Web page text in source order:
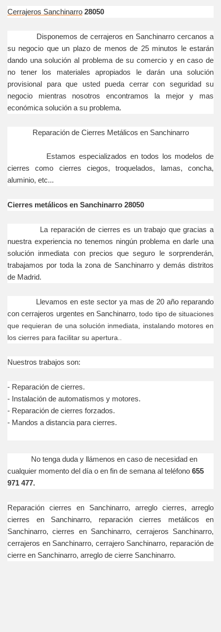
Cerrajeros Sanchinarro 28050
Disponemos de cerrajeros en Sanchinarro cercanos a
su negocio que un plazo de menos de 25 minutos le estarán
dando una solución al problema de su comercio y en caso de
no tener los materiales apropiados le darán una solución
provisional para que usted pueda cerrar con seguridad su
negocio mientras nosotros encontramos la mejor y mas
económica solución a su problema.
Reparación de Cierres Metálicos en Sanchinarro
Estamos especializados en todos los modelos de
cierres como cierres ciegos, troquelados, lamas, concha,
aluminio, etc...
Cierres metálicos en Sanchinarro 28050
La reparación de cierres es un trabajo que gracias a
nuestra experiencia no tenemos ningún problema en darle una
solución inmediata con precios que seguro le sorprenderán,
trabajamos por toda la zona de Sanchinarro y demás distritos
de Madrid.
Llevamos en este sector ya mas de 20 año reparando
con cerrajeros urgentes en Sanchinarro, todo tipo de situaciones
que requieran de una solución inmediata, instalando motores en
los cierres para facilitar su apertura..
Nuestros trabajos son:
- Reparación de cierres.
- Instalación de automatismos y motores.
- Reparación de cierres forzados.
- Mandos a distancia para cierres.
No tenga duda y llámenos en caso de necesidad en
cualquier momento del día o en fin de semana al teléfono 655
971 477.
Reparación cierres en Sanchinarro, arreglo cierres, arreglo
cierres en Sanchinarro, reparación cierres metálicos en
Sanchinarro, cierres en Sanchinarro, cerrajeros Sanchinarro,
cerrajeros en Sanchinarro, cerrajero Sanchinarro, reparación de
cierre en Sanchinarro, arreglo de cierre Sanchinarro.